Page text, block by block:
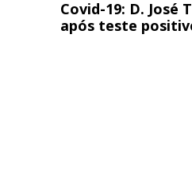
Covid-19: D. José
após teste